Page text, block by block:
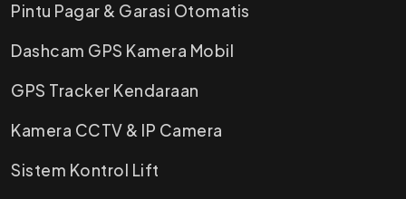
Pintu Pagar & Garasi Otomatis
Dashcam GPS Kamera Mobil
GPS Tracker Kendaraan
Kamera CCTV & IP Camera
Sistem Kontrol Lift